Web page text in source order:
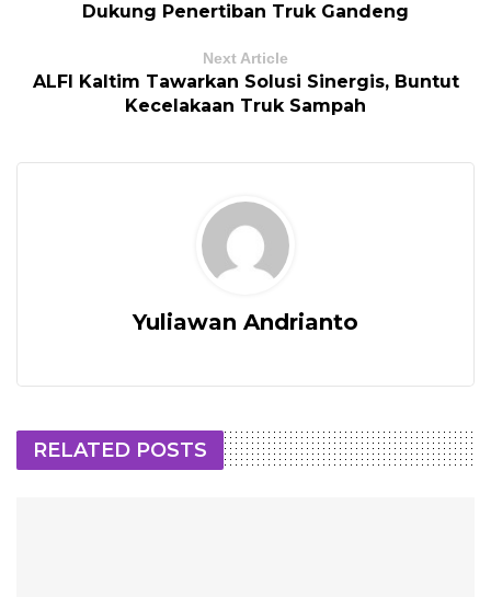
Dukung Penertiban Truk Gandeng
Next Article
ALFI Kaltim Tawarkan Solusi Sinergis, Buntut
Kecelakaan Truk Sampah
Yuliawan Andrianto
RELATED POSTS